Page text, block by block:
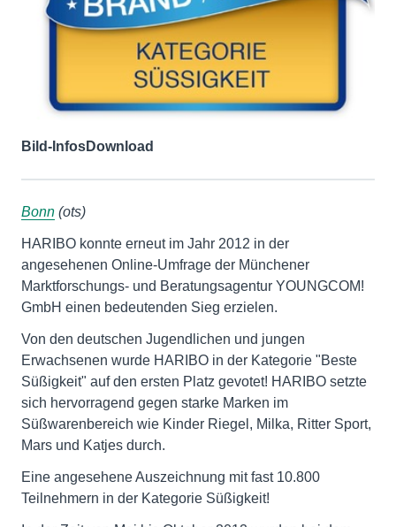
Bild-InfosDownload
Bonn (ots)
HARIBO konnte erneut im Jahr 2012 in der
angesehenen Online-Umfrage der Münchener
Marktforschungs- und Beratungsagentur YOUNGCOM!
GmbH einen bedeutenden Sieg erzielen.
Von den deutschen Jugendlichen und jungen
Erwachsenen wurde HARIBO in der Kategorie "Beste
Süßigkeit" auf den ersten Platz gevotet! HARIBO setzte
sich hervorragend gegen starke Marken im
Süßwarenbereich wie Kinder Riegel, Milka, Ritter Sport,
Mars und Katjes durch.
Eine angesehene Auszeichnung mit fast 10.800
Teilnehmern in der Kategorie Süßigkeit!